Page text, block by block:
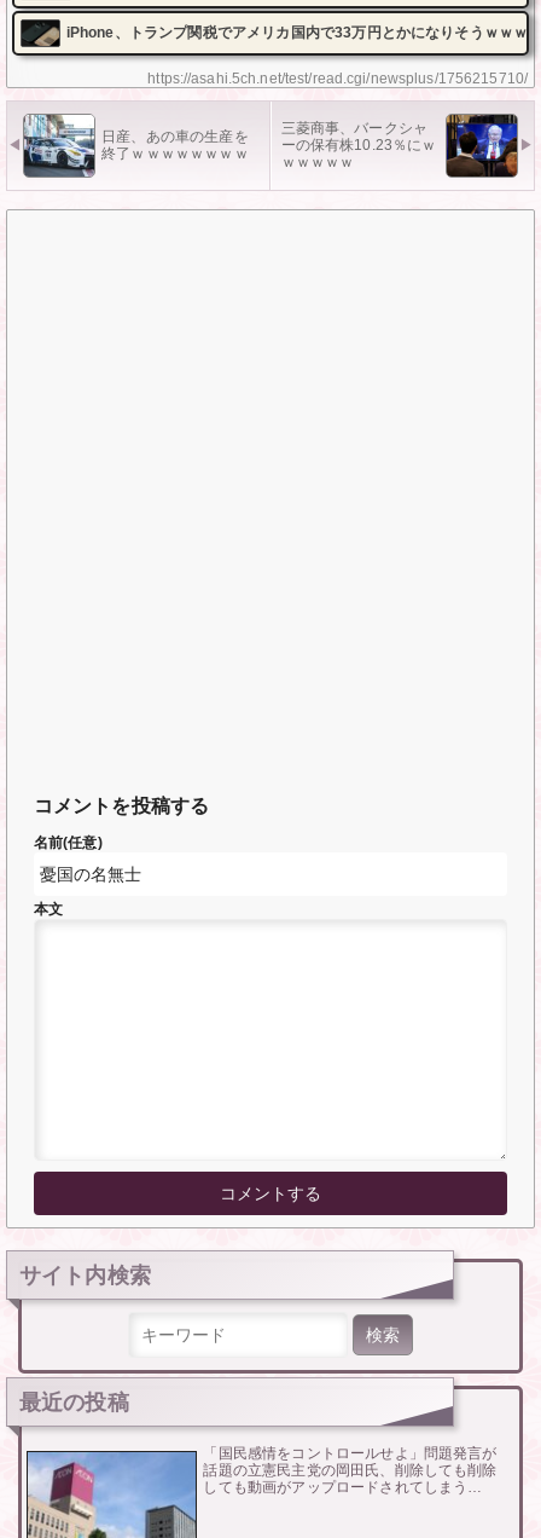
https://asahi.5ch.net/test/read.cgi/newsplus/1756215710/
iPhone、トランプ関税でアメリカ国内で33万円とかになりそうｗｗｗ
日産、あの車の生産を
終了ｗｗｗｗｗｗｗｗ
三菱商事、バークシャ
ーの保有株10.23％にｗ
ｗｗｗｗｗ
コメントを投稿する
名前(任意)
本文
サイト内検索
最近の投稿
「国民感情をコントロールせよ」問題発言が
話題の立憲民主党の岡田氏、削除しても削除
しても動画がアップロードされてしまう…